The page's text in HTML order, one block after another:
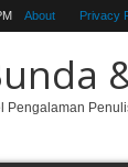
About Privacy
Pengalaman